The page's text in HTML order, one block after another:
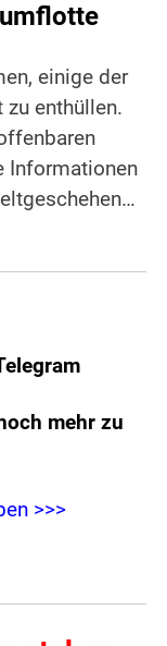
einige der
zu enthüllen.
Informationen
mehr zu
>>>